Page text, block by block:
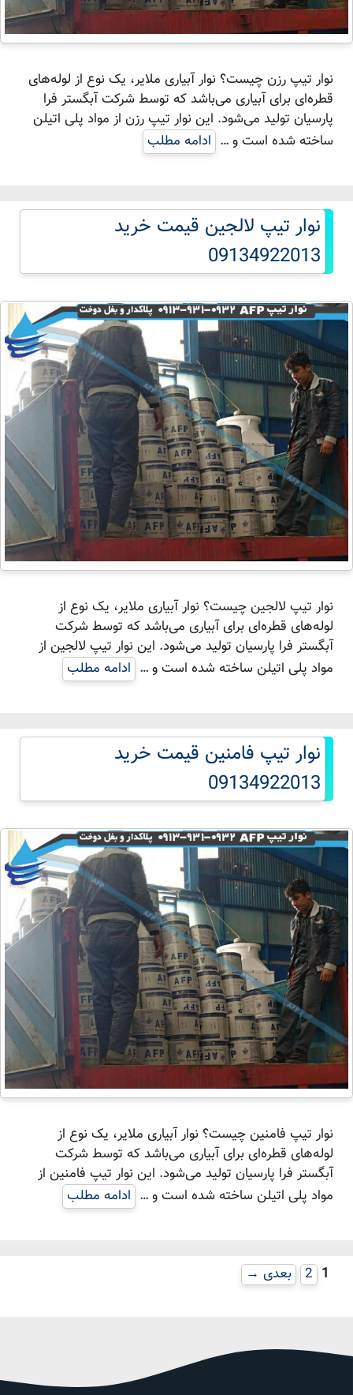
نوار تیپ رزن چیست؟ نوار آبیاری ملایر، یک نوع از لوله‌های
قطره‌ای برای آبیاری می‌باشد که توسط شرکت آبگستر فرا
پارسیان تولید می‌شود. این نوار تیپ رزن از مواد پلی اتیلن
ساخته شده است و … ادامه مطلب
نوار تیپ لالجین قیمت خرید
09134922013
نوار تیپ لالجین چیست؟ نوار آبیاری ملایر، یک نوع از
لوله‌های قطره‌ای برای آبیاری می‌باشد که توسط شرکت
آبگستر فرا پارسیان تولید می‌شود. این نوار تیپ لالجین از
مواد پلی اتیلن ساخته شده است و … ادامه مطلب
نوار تیپ فامنین قیمت خرید
09134922013
نوار تیپ فامنین چیست؟ نوار آبیاری ملایر، یک نوع از
لوله‌های قطره‌ای برای آبیاری می‌باشد که توسط شرکت
آبگستر فرا پارسیان تولید می‌شود. این نوار تیپ فامنین از
مواد پلی اتیلن ساخته شده است و … ادامه مطلب
برگه
1 برگه
2 بعدی →